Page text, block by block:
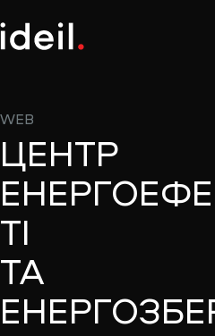
WEB
ЦЕНТР
ТІ
ТА